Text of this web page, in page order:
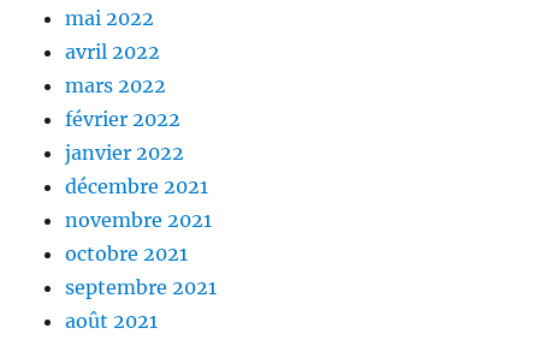
mai 2022
avril 2022
mars 2022
février 2022
janvier 2022
décembre 2021
novembre 2021
octobre 2021
septembre 2021
août 2021